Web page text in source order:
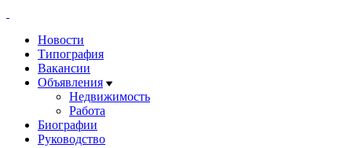
Новости
Типография
Вакансии
Объявления
Недвижимость
Работа
Биографии
Руководство